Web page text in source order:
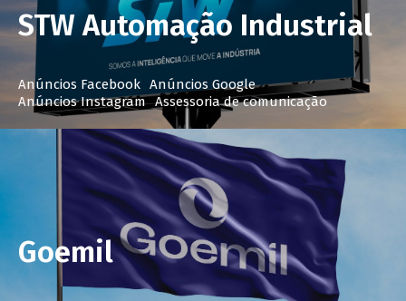
STW Automação Industrial
Anúncios Facebook Anúncios Google
Anúncios Instagram Assessoria de comunicação
Goemil